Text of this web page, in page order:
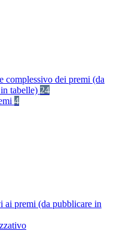
complessivo dei premi (da
tabelle) 24
4
ai premi (da pubblicare in